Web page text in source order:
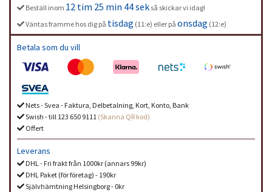
Beställ inom 12 tim 25 min 43 sek så skickar vi idag!
Väntas framme hos dig på tisdag (11:e) eller på onsdag (12:e)
Betala som du vill
Nets - Svea - Faktura, Delbetalning, Kort, Konto, Bank
Swish - till 123 650 9111 (Skanna QR kod)
Offert
Leverans
DHL - Fri frakt från 1000kr (annars 99kr)
DHL Paket (för företag) - 190kr
Självhämtning Helsingborg - 0kr